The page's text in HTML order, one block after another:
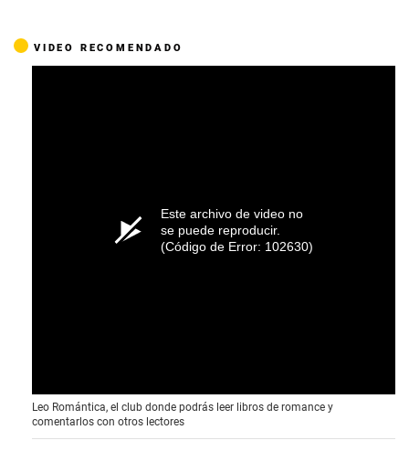
VIDEO RECOMENDADO
Este archivo de video no
se puede reproducir.
(Código de Error: 102630)
Leo Romántica, el club donde podrás leer libros de romance y
comentarlos con otros lectores